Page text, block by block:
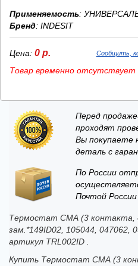
Применяемость:
Бренд: INDESIT
Цена: 0 р. Сообщить,
Товар временно отсутствует
Перед
проходят
Вы покупаете
деталь с
По России
Почтой
Термостат СМА (3 контакта,
зам.*149ID02, 105044, 047062,
артикул TRL002ID .
Купить Термостат СМА (3